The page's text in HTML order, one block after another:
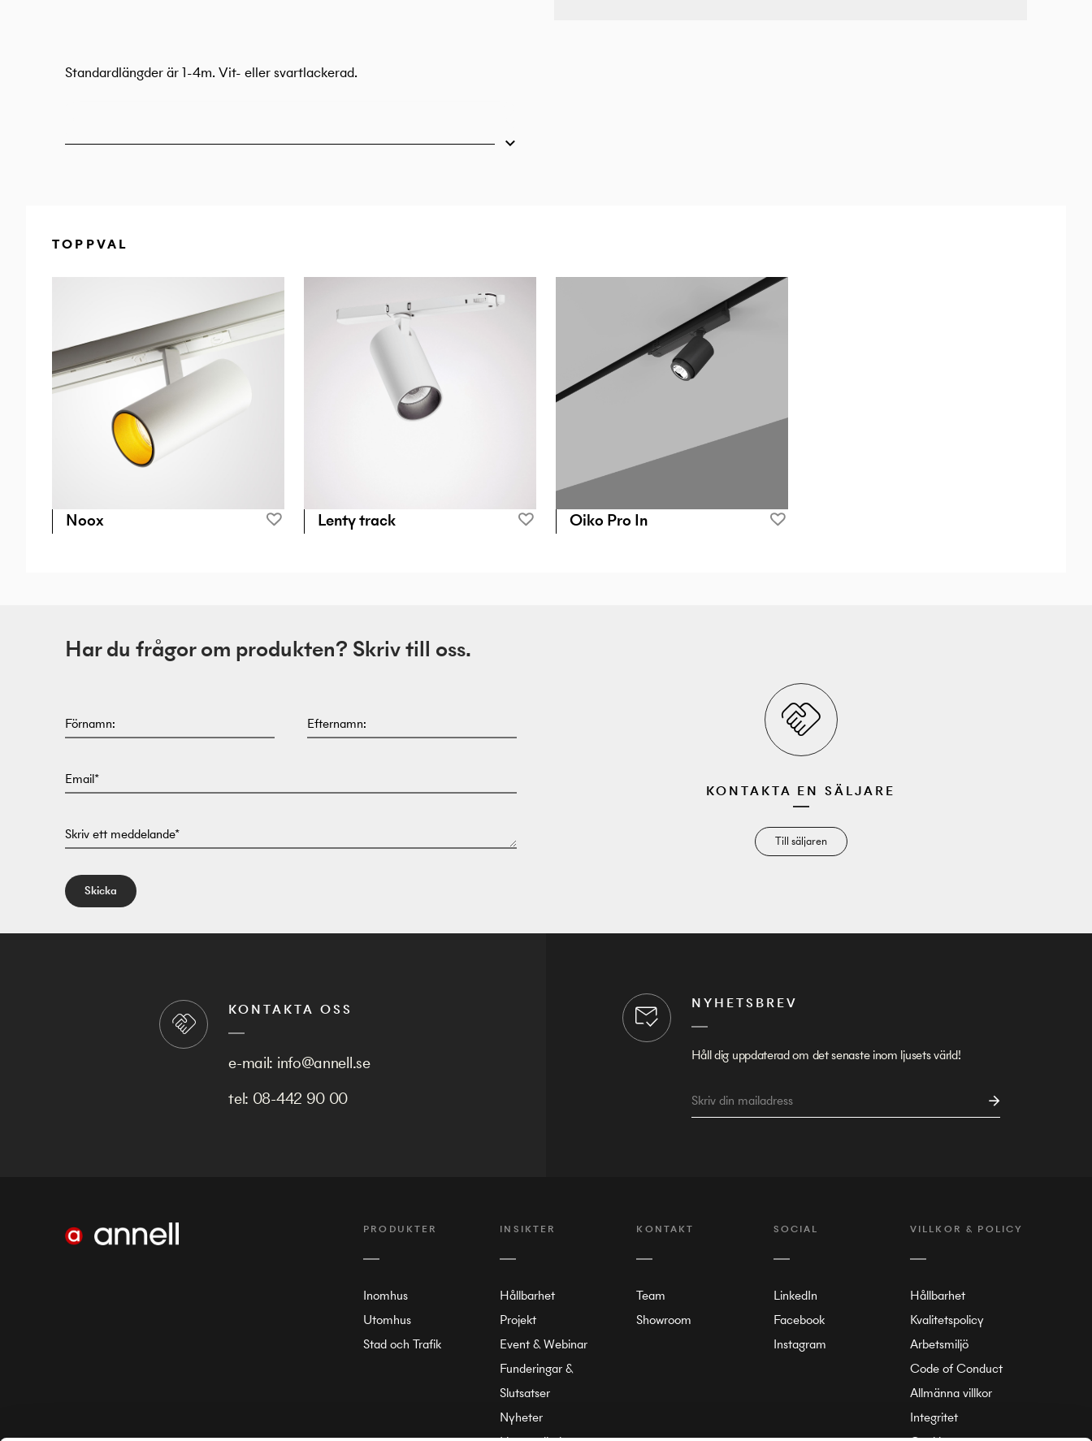
Standardlängder är 1-4m. Vit- eller svartlackerad.
armaturer med adaptor.
TOPPVAL
Noox Lenty track Oiko Pro In
Har du frågor om produkten? Skriv till oss.
Förnamn: Efternamn:
Email*
Skriv ett meddelande*
Skicka
KONTAKTA EN SÄLJARE
Till säljaren
KONTAKTA OSS
e-mail: info@annell.se
tel: 08-442 90 00
NYHETSBREV
Håll dig uppdaterad om det senaste inom ljusets värld!
PRODUKTER
Inomhus
Utomhus
Stad och Trafik
INSIKTER
Hållbarhet
Projekt
Event & Webinar
Funderingar &
Slutsatser
Nyheter
KONTAKT
Team
Showroom
SOCIAL
LinkedIn
Facebook
Instagram
VILLKOR & POLICY
Hållbarhet
Kvalitetspolicy
Arbetsmiljö
Code of Conduct
Allmänna villkor
Integritet